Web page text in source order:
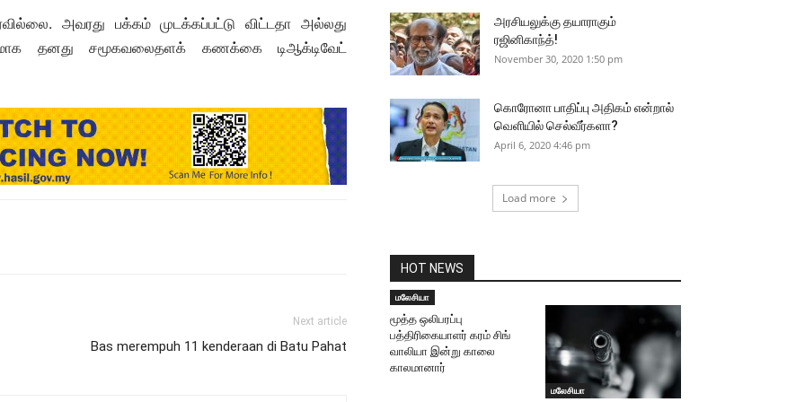
அவரது பக்கம் முடக்கப்பட்டு விட்டதா அல்லது
தனது சமூகவலைதளக் கணக்கை டிஆக்டிவேட்
Next article
Bas merempuh 11 kenderaan di Batu Pahat
அரசியலுக்கு தயாராகும்
ரஜினிகாந்த்!
November 30, 2020 1:50 pm
கொரோனா பாதிப்பு அதிகம் என்றால்
வெளியில் செல்வீர்களா?
April 6, 2020 4:46 pm
Load more
HOT NEWS
மலேசியா
மூத்த ஒலிபரப்பு
பத்திரிகையாளர் கரம் சிங்
வாலியா இன்று காலை
காலமானார்
மலேசியா